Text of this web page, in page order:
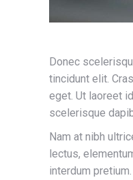
Donec
tincidunt elit.
eget. Ut laoreet
scelerisque
Nam at nibh
lectus,
interdum